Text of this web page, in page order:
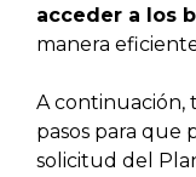
acceder a los
manera
A continuación,
pasos para que
solicitud del